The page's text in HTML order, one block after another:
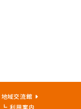
地域交流館
利用案内